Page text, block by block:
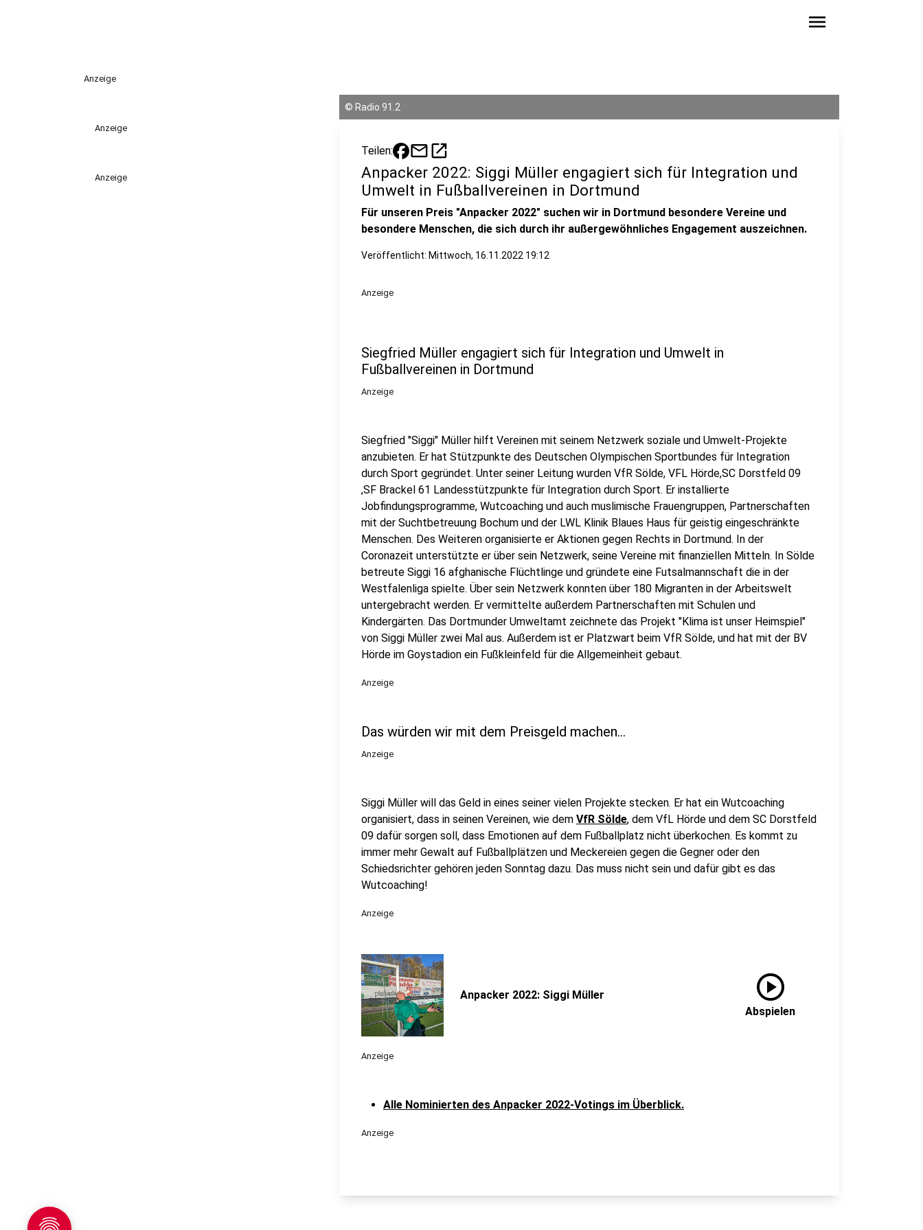
menu
Anzeige
Anzeige
Anzeige
© Radio 91.2
Teilen: mailopen_in_new
Anpacker 2022: Siggi Müller engagiert sich für Integration und
Umwelt in Fußballvereinen in Dortmund
Für unseren Preis "Anpacker 2022" suchen wir in Dortmund besondere Vereine und
besondere Menschen, die sich durch ihr außergewöhnliches Engagement auszeichnen.
Veröffentlicht: Mittwoch, 16.11.2022 19:12
Anzeige
Siegfried Müller engagiert sich für Integration und Umwelt in
Fußballvereinen in Dortmund
Anzeige
Siegfried "Siggi" Müller hilft Vereinen mit seinem Netzwerk soziale und Umwelt-Projekte
anzubieten. Er hat Stützpunkte des Deutschen Olympischen Sportbundes für Integration
durch Sport gegründet. Unter seiner Leitung wurden VfR Sölde, VFL Hörde,SC Dorstfeld 09
,SF Brackel 61 Landesstützpunkte für Integration durch Sport. Er installierte
Jobfindungsprogramme, Wutcoaching und auch muslimische Frauengruppen, Partnerschaften
mit der Suchtbetreuung Bochum und der LWL Klinik Blaues Haus für geistig eingeschränkte
Menschen. Des Weiteren organisierte er Aktionen gegen Rechts in Dortmund. In der
Coronazeit unterstützte er über sein Netzwerk, seine Vereine mit finanziellen Mitteln. In Sölde
betreute Siggi 16 afghanische Flüchtlinge und gründete eine Futsalmannschaft die in der
Westfalenliga spielte. Über sein Netzwerk konnten über 180 Migranten in der Arbeitswelt
untergebracht werden. Er vermittelte außerdem Partnerschaften mit Schulen und
Kindergärten. Das Dortmunder Umweltamt zeichnete das Projekt "Klima ist unser Heimspiel"
von Siggi Müller zwei Mal aus. Außerdem ist er Platzwart beim VfR Sölde, und hat mit der BV
Hörde im Goystadion ein Fußkleinfeld für die Allgemeinheit gebaut.
Anzeige
Das würden wir mit dem Preisgeld machen...
Anzeige
Siggi Müller will das Geld in eines seiner vielen Projekte stecken. Er hat ein Wutcoaching
organisiert, dass in seinen Vereinen, wie dem VfR Sölde, dem VfL Hörde und dem SC Dorstfeld
09 dafür sorgen soll, dass Emotionen auf dem Fußballplatz nicht überkochen. Es kommt zu
immer mehr Gewalt auf Fußballplätzen und Meckereien gegen die Gegner oder den
Schiedsrichter gehören jeden Sonntag dazu. Das muss nicht sein und dafür gibt es das
Wutcoaching!
Anzeige
Anpacker 2022: Siggi Müller play_circle
Abspielen
Anzeige
Alle Nominierten des Anpacker 2022-Votings im Überblick.
Anzeige